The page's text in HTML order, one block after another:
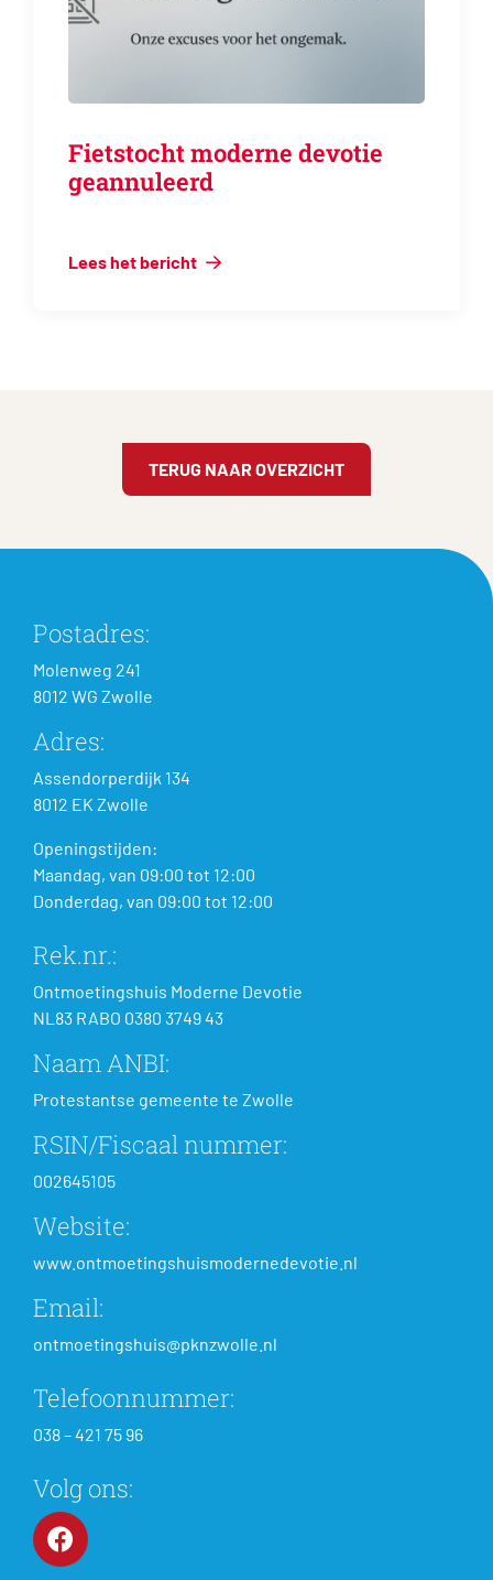
Fietstocht moderne devotie
geannuleerd
Lees het bericht
TERUG NAAR OVERZICHT
Postadres:
Molenweg 241
8012 WG Zwolle
Adres:
Assendorperdijk 134
8012 EK Zwolle
Openingstijden:
Maandag, van 09:00 tot 12:00
Donderdag, van 09:00 tot 12:00
Rek.nr.:
Ontmoetingshuis Moderne Devotie
NL83 RABO 0380 3749 43
Naam ANBI:
Protestantse gemeente te Zwolle
RSIN/Fiscaal nummer:
002645105
Website:
www.ontmoetingshuismodernedevotie.nl
Email:
ontmoetingshuis@pknzwolle.nl
Telefoonnummer:
038 – 421 75 96
Volg ons: